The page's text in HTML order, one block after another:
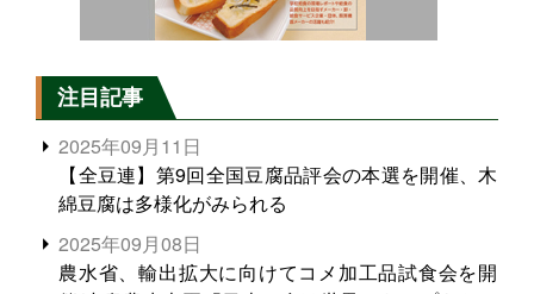
注目記事
2025年09月11日
【全豆連】第9回全国豆腐品評会の本選を開催、木
綿豆腐は多様化がみられる
2025年09月08日
農水省、輸出拡大に向けてコメ加工品試食会を開